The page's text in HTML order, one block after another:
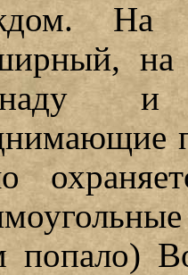
На
на
и
попало)